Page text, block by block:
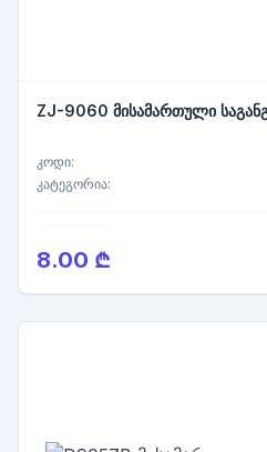
ZJ-9060 მისამართული
კოდი:
კატეგორია:
8.00 ₾